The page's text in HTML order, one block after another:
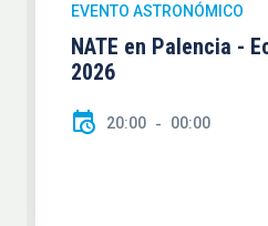
EVENTO ASTRONÓMICO
NATE en Palencia -
2026
20:00 00:00